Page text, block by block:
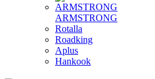
ARMSTRONG
Rotalla
Roadking
Aplus
Hankook